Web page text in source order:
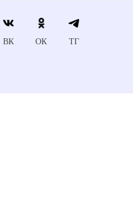
ВК ОК ТГ